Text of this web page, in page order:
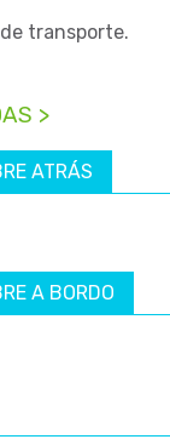
transporte.
>
ATRÁS
A BORDO